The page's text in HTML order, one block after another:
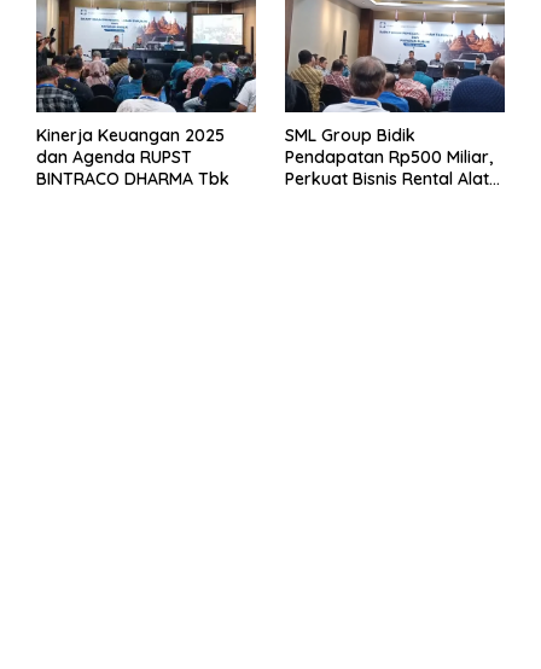
Kinerja Keuangan 2025
dan Agenda RUPST
BINTRACO DHARMA Tbk
SML Group Bidik
Pendapatan Rp500 Miliar,
Perkuat Bisnis Rental Alat